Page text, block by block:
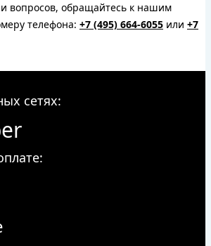
вопросов, обращайтесь к нашим
телефона: +7 (495) 664-6055 или +7
сетях: